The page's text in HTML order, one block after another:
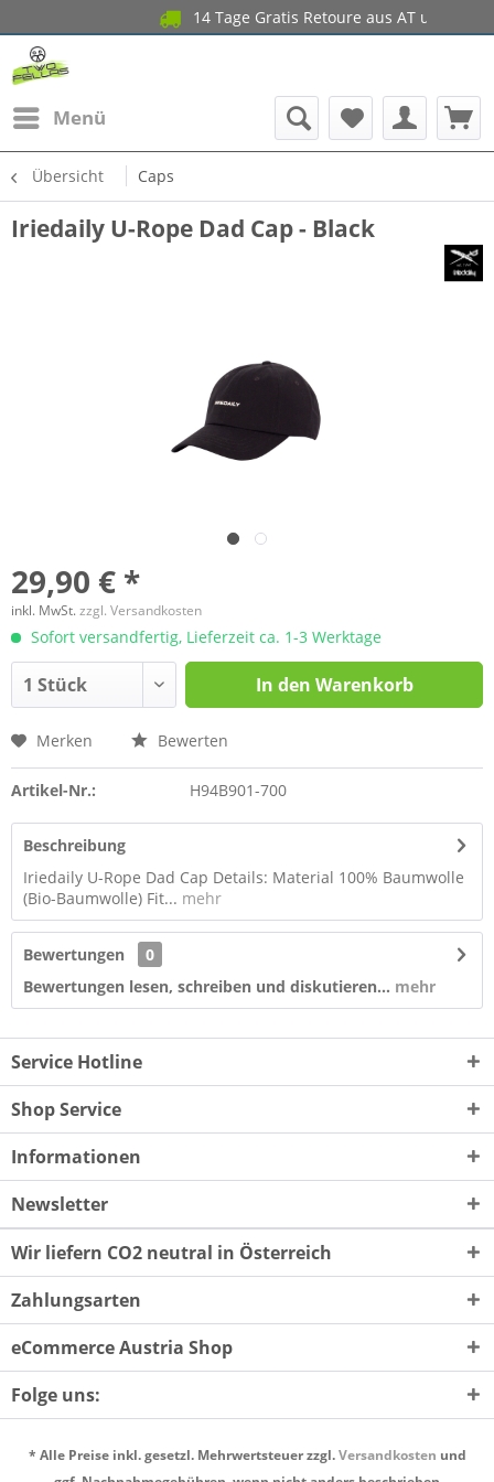
14 Tage Gratis Retoure aus AT
Menü
Übersicht Caps
Iriedaily U-Rope Dad Cap - Black
29,90 € *
inkl. MwSt.zzgl. Versandkosten
Sofort versandfertig, Lieferzeit ca. 1-3 Werktage
In den Warenkorb
Merken Bewerten
Artikel-Nr.: H94B901-700
Beschreibung
Iriedaily U-Rope Dad Cap Details: Material 100% Baumwolle
(Bio-Baumwolle) Fit... mehr
Bewertungen
0
Bewertungen lesen, schreiben und diskutieren... mehr
Service Hotline
Shop Service
Informationen
Newsletter
Wir liefern CO2 neutral in Österreich
Zahlungsarten
eCommerce Austria Shop
Folge uns:
* Alle Preise inkl. gesetzl. Mehrwertsteuer zzgl.Versandkosten und